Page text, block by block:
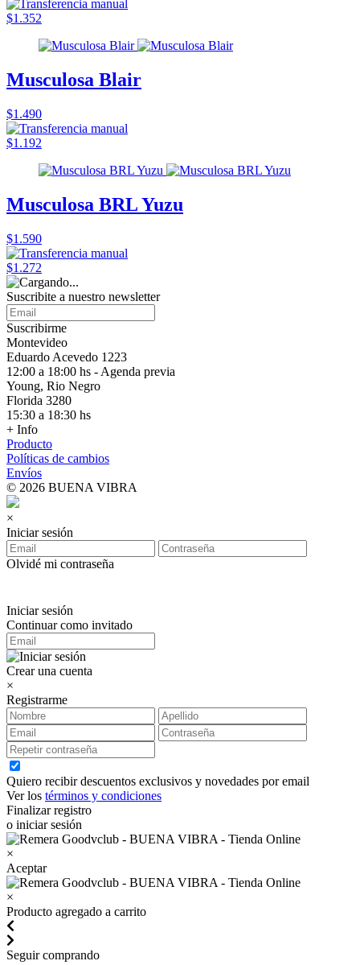
$1.352
Musculosa Blair
$1.490
$1.192
Musculosa BRL Yuzu
$1.590
$1.272
Suscribite a nuestro newsletter
Suscribirme
Montevideo
Eduardo Acevedo 1223
12:00 a 18:00 hs - Agenda previa
Young, Rio Negro
Florida 3280
15:30 a 18:30 hs
+ Info
Producto
Políticas de cambios
Envíos
© 2026 BUENA VIBRA
×
Iniciar sesión
Olvidé mi contraseña
Iniciar sesión
Continuar como invitado
Crear una cuenta
×
Registrarme
Quiero recibir descuentos exclusivos y novedades por email
Ver los términos y condiciones
Finalizar registro
o iniciar sesión
×
Aceptar
×
Producto agregado a carrito
Seguir comprando